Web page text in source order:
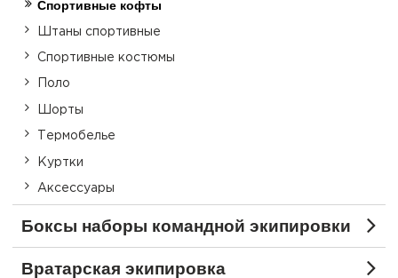
Спортивные кофты
Штаны спортивные
Спортивные костюмы
Поло
Шорты
Термобелье
Куртки
Аксессуары
Боксы наборы командной экипировки
Вратарская экипировка